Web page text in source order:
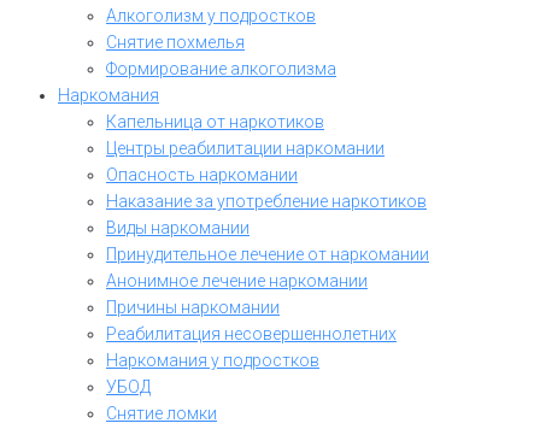
Алкоголизм у подростков
Снятие похмелья
Формирование алкоголизма
Наркомания
Капельница от наркотиков
Центры реабилитации наркомании
Опасность наркомании
Наказание за употребление наркотиков
Виды наркомании
Принудительное лечение от наркомании
Анонимное лечение наркомании
Причины наркомании
Реабилитация несовершеннолетних
Наркомания у подростков
УБОД
Снятие ломки